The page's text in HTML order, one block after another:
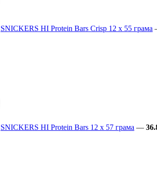
SNICKERS HI Protein Bars Crisp 12 x 55 грама
SNICKERS HI Protein Bars 12 x 57 грама —